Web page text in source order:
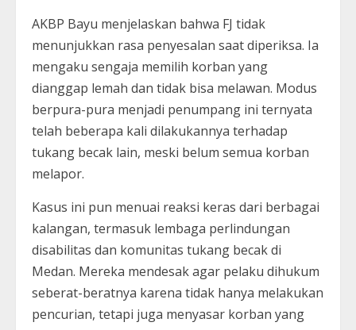
AKBP Bayu menjelaskan bahwa FJ tidak
menunjukkan rasa penyesalan saat diperiksa. Ia
mengaku sengaja memilih korban yang
dianggap lemah dan tidak bisa melawan. Modus
berpura-pura menjadi penumpang ini ternyata
telah beberapa kali dilakukannya terhadap
tukang becak lain, meski belum semua korban
melapor.
Kasus ini pun menuai reaksi keras dari berbagai
kalangan, termasuk lembaga perlindungan
disabilitas dan komunitas tukang becak di
Medan. Mereka mendesak agar pelaku dihukum
seberat-beratnya karena tidak hanya melakukan
pencurian, tetapi juga menyasar korban yang